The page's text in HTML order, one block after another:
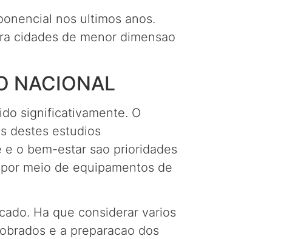
nos ultimos anos.
cidades de menor dimensao
NACIONAL
significativamente. O
destes estudios
o bem-estar sao prioridades
meio de equipamentos de
Ha que considerar varios
e a preparacao dos